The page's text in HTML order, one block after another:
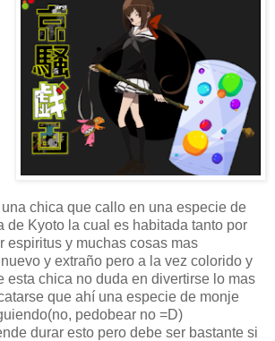
chica que callo en una especie de
de Kyoto la cual es habitada tanto por
espiritus y muchas cosas mas
y extraño pero a la vez colorido y
esta chica no duda en divertirse lo mas
que ahí una especie de monje
pedobear no =D)
durar esto pero debe ser bastante si